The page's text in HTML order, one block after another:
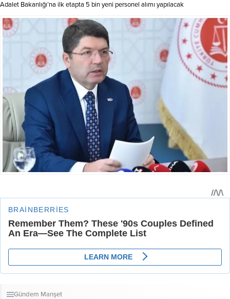
Adalet Bakanlığı’na ilk etapta 5 bin yeni personel alımı yapılacak
Gündem Manşet